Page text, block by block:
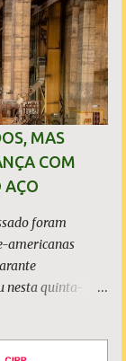
MAS
COM
AÇO
foram
americanas
nesta quinta-
pelo